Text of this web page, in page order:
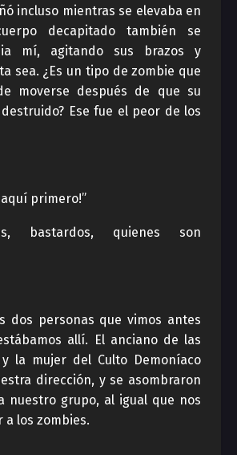
incluso mientras se elevaba en
decapitado también se
mí, agitando sus brazos y
sea. ¿Es un tipo de zombie que
moverse después de que su
Ese fue el peor de los
aquí primero!”
bastardos, quienes son
dos personas que vimos antes
allí. El anciano de las
y la mujer del Culto Demoníaco
dirección, y se asombraron
nuestro grupo, al igual que nos
los zombies.